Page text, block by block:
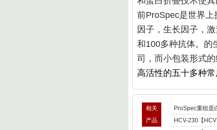
前ProSpec是世界
因子，生长因子，
和100多种抗体。的
司，而小包装形式
高活性的五十多种
相关
产品
ProSpec重组蛋
HCV-230【